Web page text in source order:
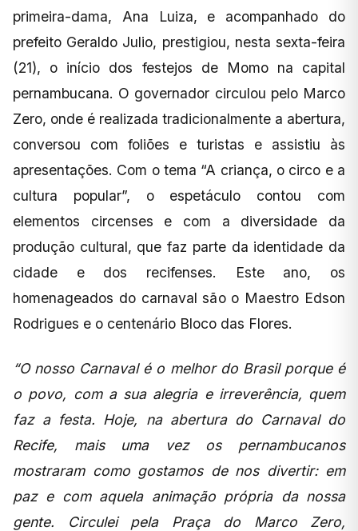
primeira-dama, Ana Luiza, e acompanhado do
prefeito Geraldo Julio, prestigiou, nesta sexta-feira
(21), o início dos festejos de Momo na capital
pernambucana. O governador circulou pelo Marco
Zero, onde é realizada tradicionalmente a abertura,
conversou com foliões e turistas e assistiu às
apresentações. Com o tema “A criança, o circo e a
cultura popular”, o espetáculo contou com
elementos circenses e com a diversidade da
produção cultural, que faz parte da identidade da
cidade e dos recifenses. Este ano, os
homenageados do carnaval são o Maestro Edson
Rodrigues e o centenário Bloco das Flores.
“O nosso Carnaval é o melhor do Brasil porque é
o povo, com a sua alegria e irreverência, quem
faz a festa. Hoje, na abertura do Carnaval do
Recife, mais uma vez os pernambucanos
mostraram como gostamos de nos divertir: em
paz e com aquela animação própria da nossa
gente. Circulei pela Praça do Marco Zero,